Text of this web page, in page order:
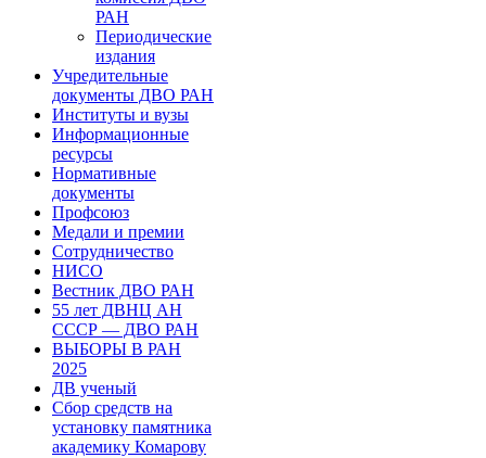
РАН
Периодические
издания
Учредительные
документы ДВО РАН
Институты и вузы
Информационные
ресурсы
Нормативные
документы
Профсоюз
Медали и премии
Сотрудничество
НИСО
Вестник ДВО РАН
55 лет ДВНЦ АН
СССР — ДВО РАН
ВЫБОРЫ В РАН
2025
ДВ ученый
Сбор средств на
установку памятника
академику Комарову